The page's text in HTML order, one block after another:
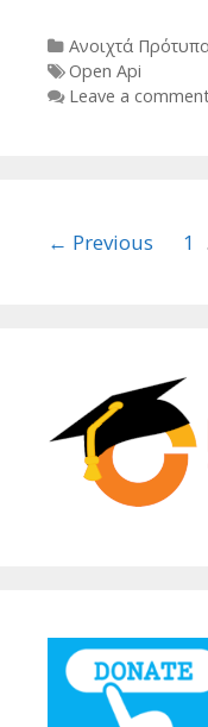
Categories
Ανοιχτά
Tags
Open Api
Leave a
Post
← Previous 1